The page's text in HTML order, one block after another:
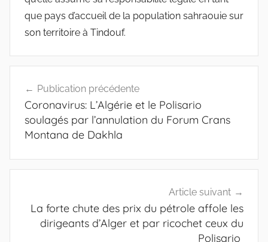
que pays d’accueil de la population sahraouie sur
son territoire à Tindouf.
de
l’article
Publication précédente
Coronavirus: L’Algérie et le Polisario
soulagés par l’annulation du Forum Crans
Montana de Dakhla
Article suivant
La forte chute des prix du pétrole affole les
dirigeants d’Alger et par ricochet ceux du
Polisario